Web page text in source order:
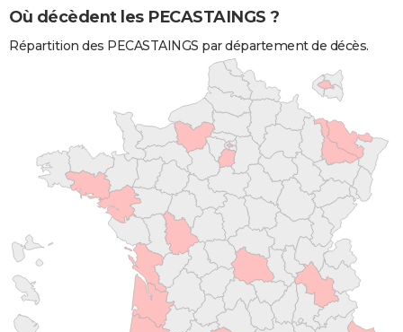
Où décèdent les PECASTAINGS ?
Répartition des PECASTAINGS par département de décès.